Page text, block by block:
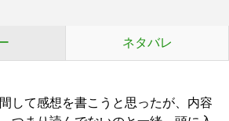
ネタバレ
して感想を書こうと思ったが、内容